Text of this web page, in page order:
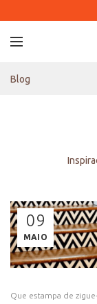
Blog
09
MAIO
Que estampa de